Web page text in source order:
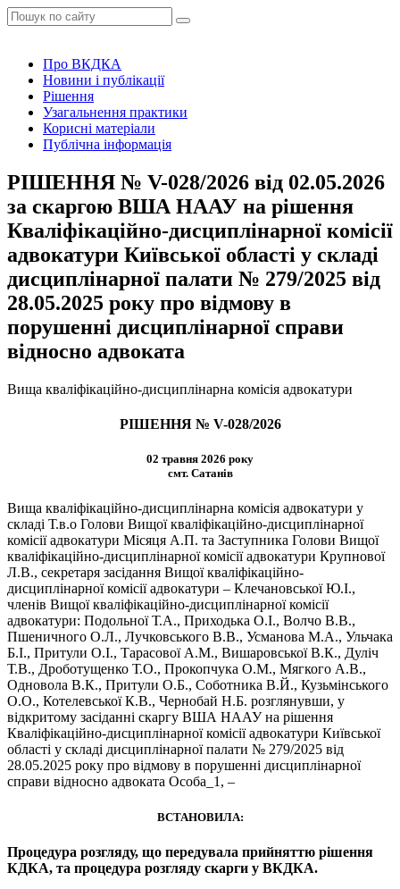
Про ВКДКА
Новини і публікації
Рішення
Узагальнення практики
Корисні матеріали
Публічна інформація
РІШЕННЯ № V-028/2026 від 02.05.2026
за скаргою ВША НААУ на рішення
Кваліфікаційно-дисциплінарної комісії
адвокатури Київської області у складі
дисциплінарної палати № 279/2025 від
28.05.2025 року про відмову в
порушенні дисциплінарної справи
відносно адвоката
Вища кваліфікаційно-дисциплінарна комісія адвокатури
РІШЕННЯ № V-028/2026
02 травня 2026 року
смт. Сатанів
Вища кваліфікаційно-дисциплінарна комісія адвокатури у
складі Т.в.о Голови Вищої кваліфікаційно-дисциплінарної
комісії адвокатури Місяця А.П. та Заступника Голови Вищої
кваліфікаційно-дисциплінарної комісії адвокатури Крупнової
Л.В., секретаря засідання Вищої кваліфікаційно-
дисциплінарної комісії адвокатури – Клечановської Ю.І.,
членів Вищої кваліфікаційно-дисциплінарної комісії
адвокатури: Подольної Т.А., Приходька О.І., Волчо В.В.,
Пшеничного О.Л., Лучковського В.В., Усманова М.А., Ульчака
Б.І., Притули О.І., Тарасової А.М., Вишаровської В.К., Дуліч
Т.В., Дроботущенко Т.О., Прокопчука О.М., Мягкого А.В.,
Одновола В.К., Притули О.Б., Соботника В.Й., Кузьмінського
О.О., Котелевської К.В., Чернобай Н.Б. розглянувши, у
відкритому засіданні скаргу ВША НААУ на рішення
Кваліфікаційно-дисциплінарної комісії адвокатури Київської
області у складі дисциплінарної палати № 279/2025 від
28.05.2025 року про відмову в порушенні дисциплінарної
справи відносно адвоката Особа_1, –
ВСТАНОВИЛА:
Процедура розгляду, що передувала прийняттю рішення
КДКА, та процедура розгляду скарги у ВКДКА.